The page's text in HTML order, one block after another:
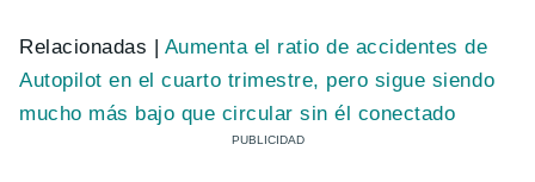
Relacionadas | Aumenta el ratio de accidentes de
Autopilot en el cuarto trimestre, pero sigue siendo
mucho más bajo que circular sin él conectado